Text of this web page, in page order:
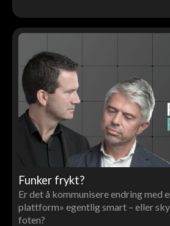
Funker frykt?
Er det å kommunisere endring med
plattform» egentlig smart – eller
foten?